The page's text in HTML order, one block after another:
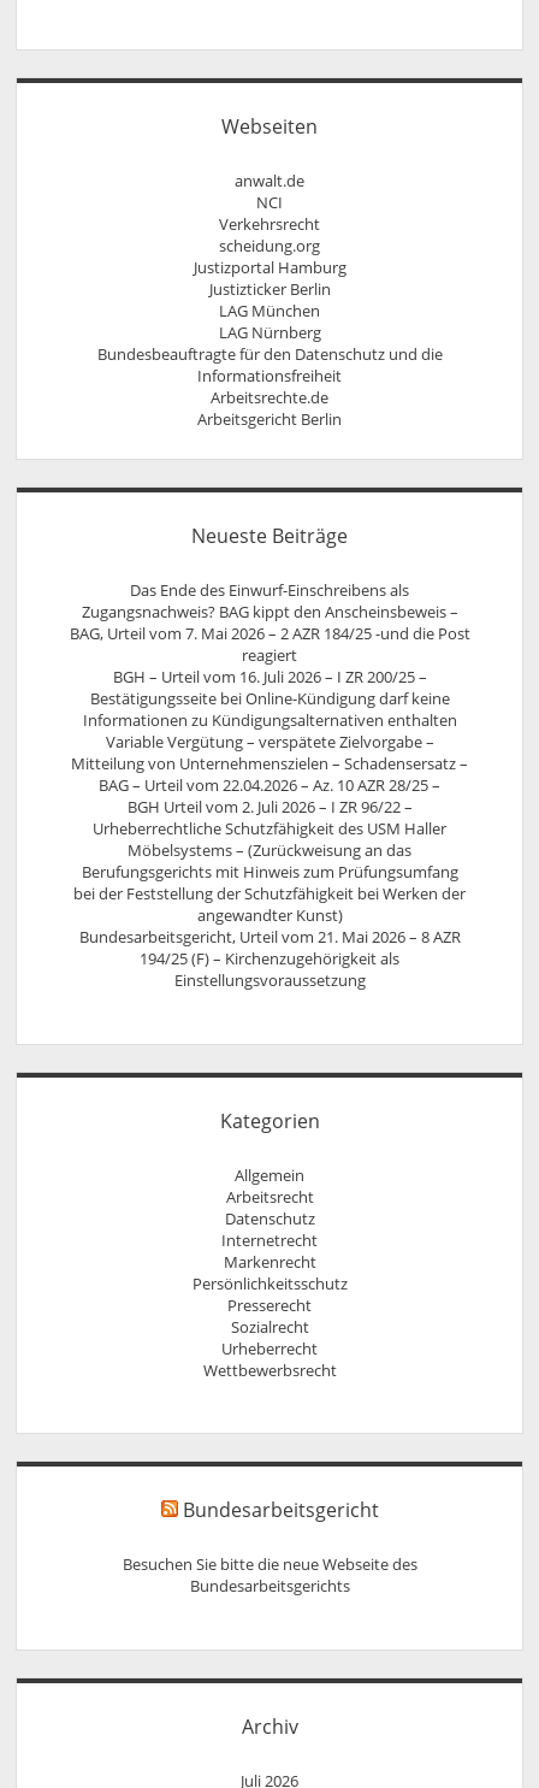
Vollmacht
Widerrufsbelehrung bei Fernabsatzverträgen
Rechtssicher im Internet – Wettbewerbsrecht,
Urheberrecht, Äußerungsrecht und Markenrecht
Urheberrecht, Lizenzrecht, Äußerungsrecht,
Persönlichkeitsrecht
Webseiten
anwalt.de
NCI
Verkehrsrecht
scheidung.org
Justizportal Hamburg
Justizticker Berlin
LAG München
LAG Nürnberg
Bundesbeauftragte für den Datenschutz und die
Informationsfreiheit
Arbeitsrechte.de
Arbeitsgericht Berlin
Neueste Beiträge
Das Ende des Einwurf-Einschreibens als
Zugangsnachweis? BAG kippt den Anscheinsbeweis –
BAG, Urteil vom 7. Mai 2026 – 2 AZR 184/25 -und die Post
reagiert
BGH – Urteil vom 16. Juli 2026 – I ZR 200/25 –
Bestätigungsseite bei Online-Kündigung darf keine
Informationen zu Kündigungsalternativen enthalten
Variable Vergütung – verspätete Zielvorgabe –
Mitteilung von Unternehmenszielen – Schadensersatz –
BAG – Urteil vom 22.04.2026 – Az. 10 AZR 28/25 –
BGH Urteil vom 2. Juli 2026 – I ZR 96/22 –
Urheberrechtliche Schutzfähigkeit des USM Haller
Möbelsystems – (Zurückweisung an das
Berufungsgerichts mit Hinweis zum Prüfungsumfang
bei der Feststellung der Schutzfähigkeit bei Werken der
angewandter Kunst)
Bundesarbeitsgericht, Urteil vom 21. Mai 2026 – 8 AZR
194/25 (F) – Kirchenzugehörigkeit als
Einstellungsvoraussetzung
Kategorien
Allgemein
Arbeitsrecht
Datenschutz
Internetrecht
Markenrecht
Persönlichkeitsschutz
Presserecht
Sozialrecht
Urheberrecht
Wettbewerbsrecht
Bundesarbeitsgericht
Besuchen Sie bitte die neue Webseite des
Bundesarbeitsgerichts
Archiv
Juli 2026